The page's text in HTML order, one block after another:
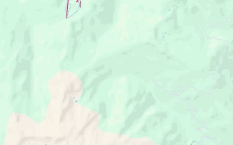
wechselberger-tobias@gmx.at